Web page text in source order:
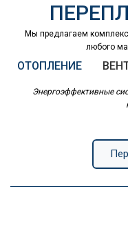
Мы предлагаем
любого
ОТОПЛЕНИЕ
Энергоэффективные